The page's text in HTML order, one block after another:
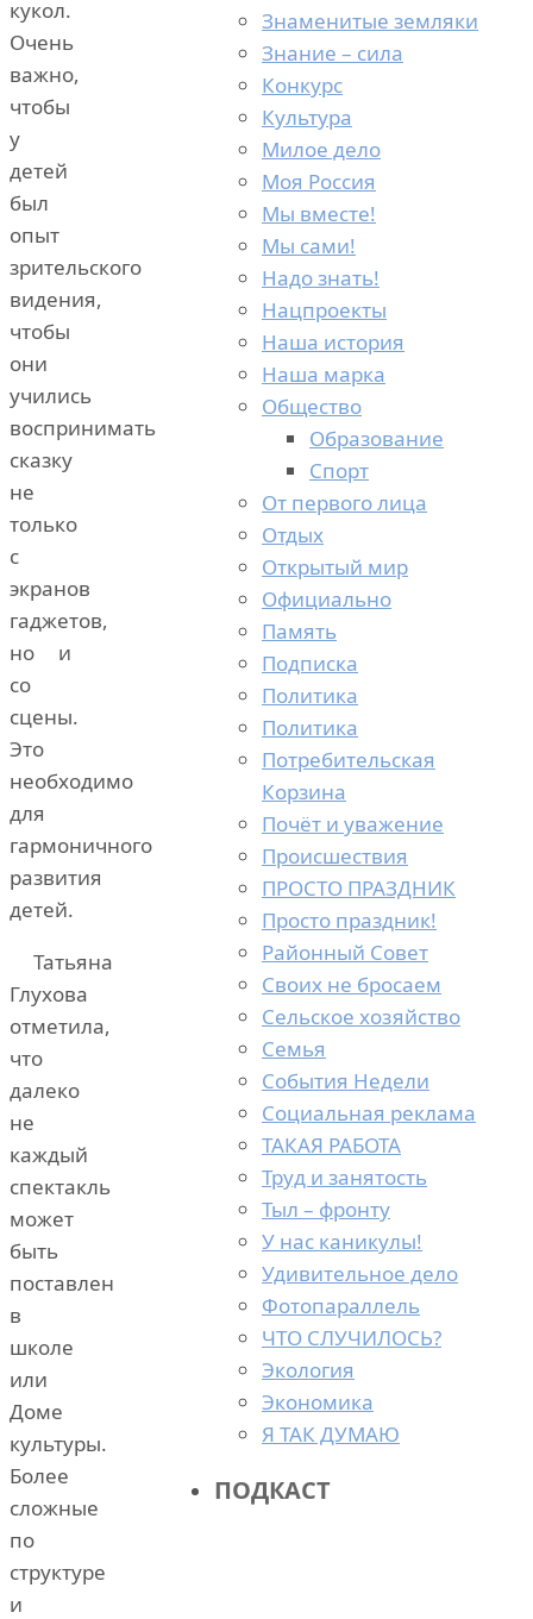
кукол.
Очень
важно,
чтобы
у
детей
был
опыт
зрительского
видения,
чтобы
они
учились
воспринимать
сказку
не
только
с
экранов
гаджетов,
но и
со
сцены.
Это
необходимо
для
гармоничного
развития
детей.
Татьяна
Глухова
отметила,
что
далеко
не
каждый
спектакль
может
быть
поставлен
в
школе
или
Доме
культуры.
Более
сложные
по
структуре
и
Знаменитые земляки
Знание – сила
Конкурс
Культура
Милое дело
Моя Россия
Мы вместе!
Мы сами!
Надо знать!
Нацпроекты
Наша история
Наша марка
Общество
Образование
Спорт
От первого лица
Отдых
Открытый мир
Официально
Память
Подписка
Политика
Политика
Потребительская
Корзина
Почёт и уважение
Происшествия
ПРОСТО ПРАЗДНИК
Просто праздник!
Районный Совет
Своих не бросаем
Сельское хозяйство
Семья
События Недели
Социальная реклама
ТАКАЯ РАБОТА
Труд и занятость
Тыл – фронту
У нас каникулы!
Удивительное дело
Фотопараллель
ЧТО СЛУЧИЛОСЬ?
Экология
Экономика
Я ТАК ДУМАЮ
ПОДКАСТ